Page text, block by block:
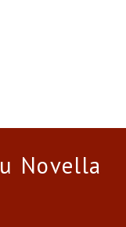
Novella